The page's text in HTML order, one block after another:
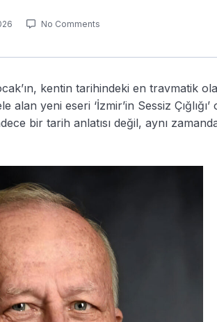
No Comments
kentin tarihindeki en travmatik
alan yeni eseri ‘İzmir’in Sessiz
bir tarih anlatısı değil, aynı